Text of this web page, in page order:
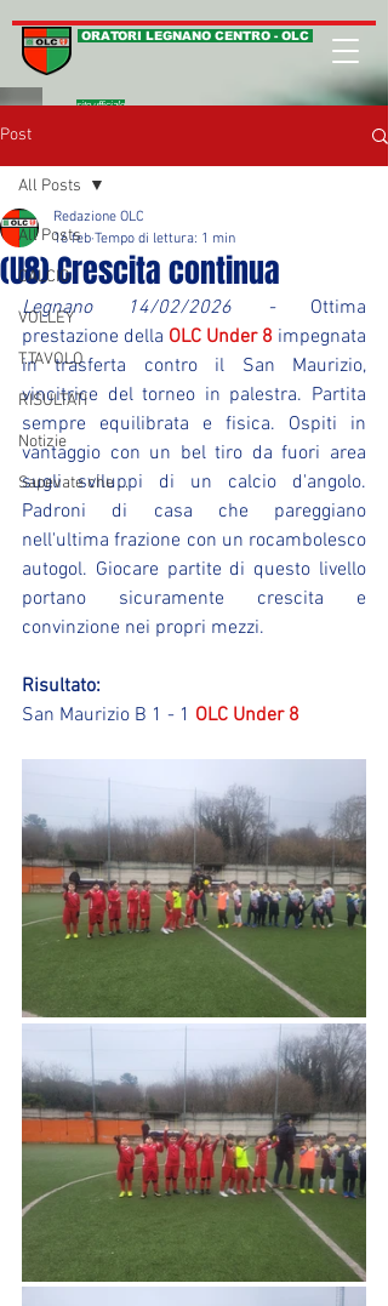
ORATORI LEGNANO CENTRO - OLC
sito ufficiale
Post
All Posts
CALCIO
VOLLEY
T.TAVOLO
RISULTATI
Notizie
Sapevate che ...
All Posts
(U8) Crescita continua
Redazione OLC
16 feb Tempo di lettura: 1 min
Legnano 14/02/2026 - Ottima
prestazione della OLC Under 8 impegnata
in trasferta contro il San Maurizio,
vincitrice del torneo in palestra. Partita
sempre equilibrata e fisica. Ospiti in
vantaggio con un bel tiro da fuori area
sugli sviluppi di un calcio d'angolo.
Padroni di casa che pareggiano
nell'ultima frazione con un rocambolesco
autogol. Giocare partite di questo livello
portano sicuramente crescita e
convinzione nei propri mezzi.
Risultato:
San Maurizio B 1 - 1 OLC Under 8